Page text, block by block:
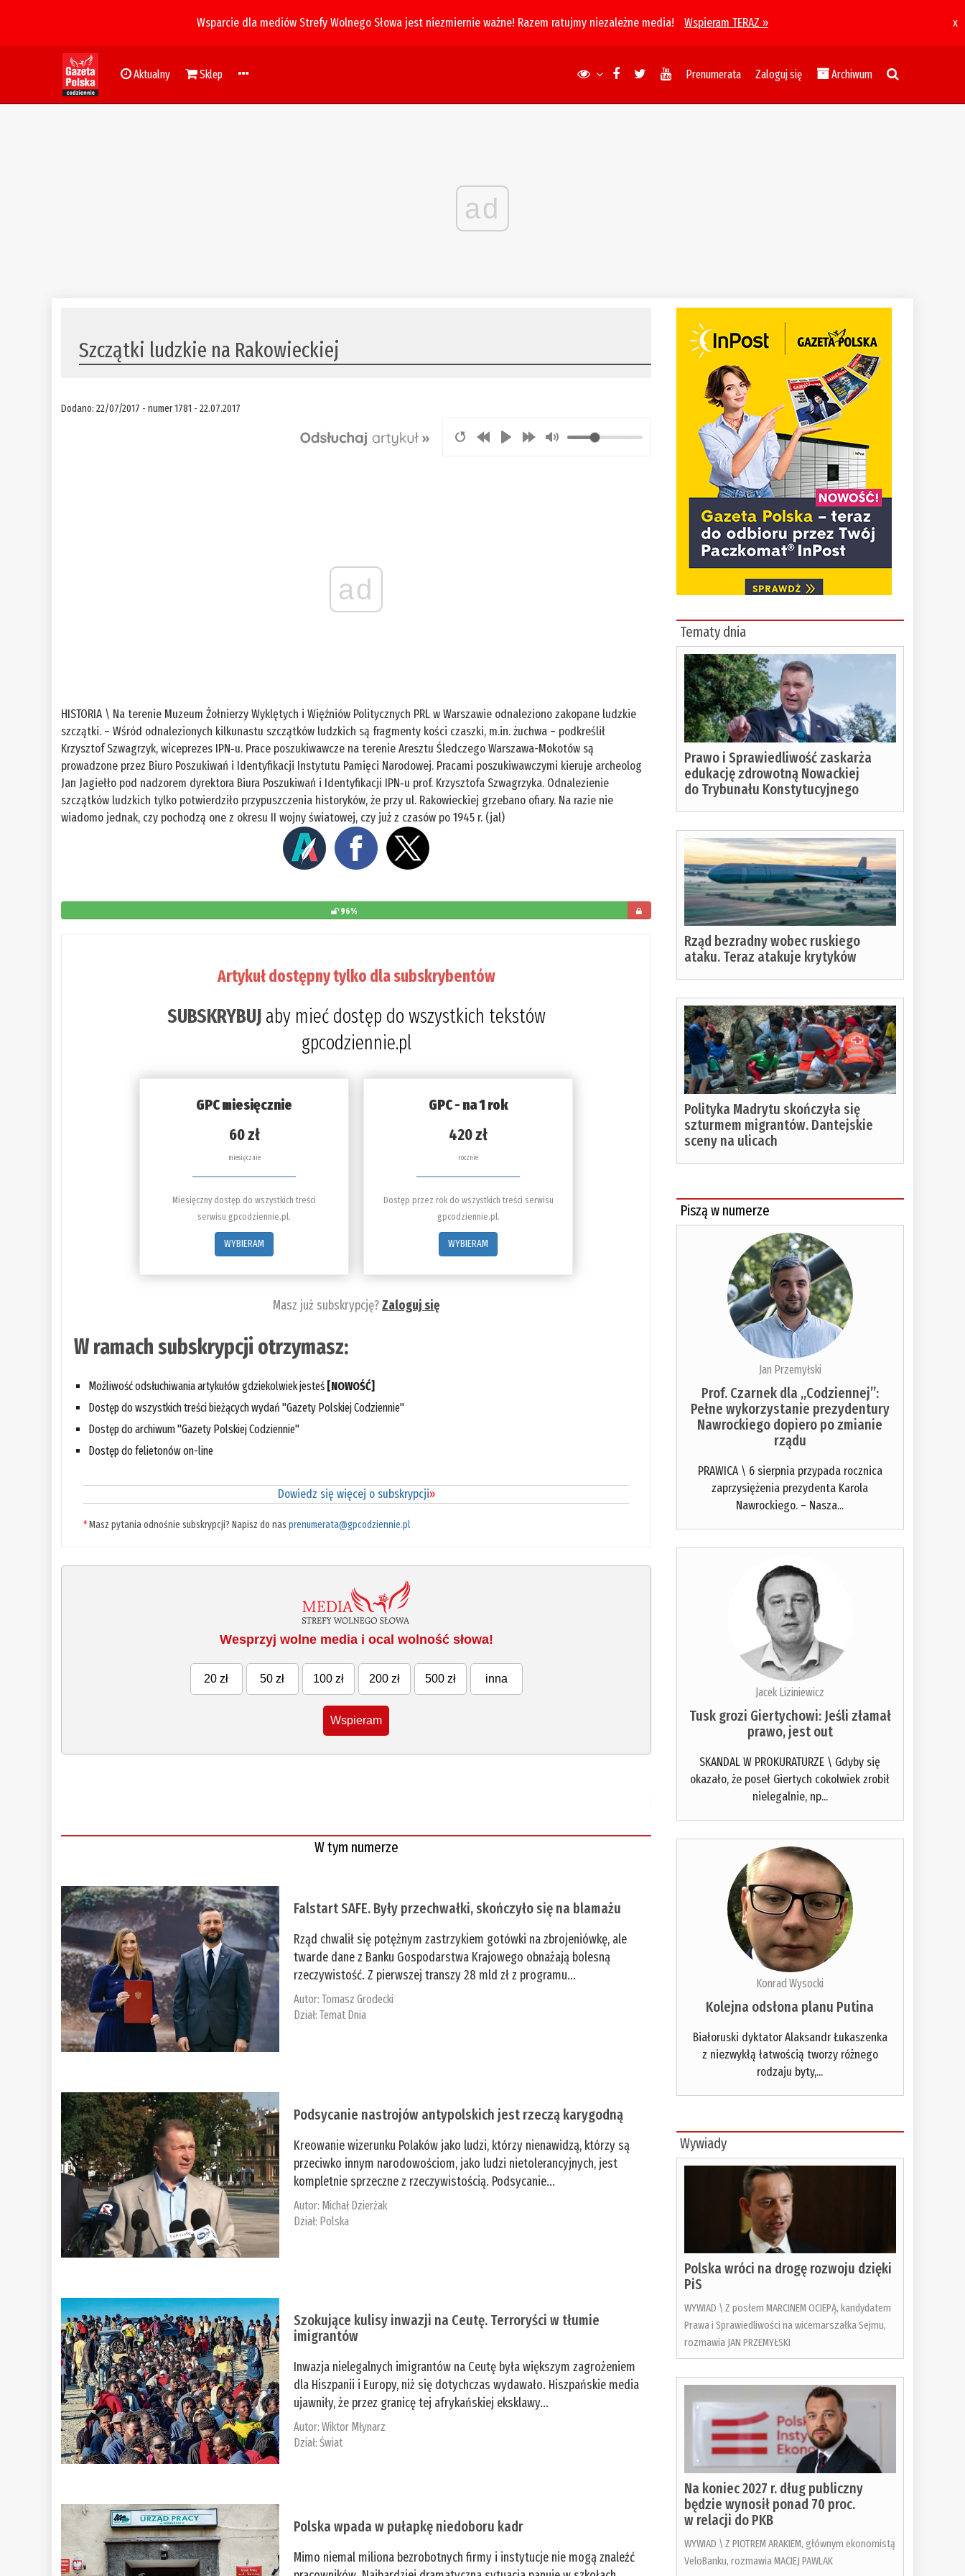
Wsparcie dla mediów Strefy Wolnego Słowa jest niezmiernie ważne! Razem ratujmy niezależne media! Wspieram TERAZ » x
Aktualny Sklep Prenumerata Zaloguj się Archiwum
ad
Szczątki ludzkie na Rakowieckiej
Dodano: 22/07/2017 - numer 1781 - 22.07.2017
ad
HISTORIA \ Na terenie Muzeum Żołnierzy Wyklętych i Więźniów Politycznych PRL w Warszawie odnaleziono zakopane ludzkie
szczątki. – Wśród odnalezionych kilkunastu szczątków ludzkich są fragmenty kości czaszki, m.in. żuchwa – podkreślił
Krzysztof Szwagrzyk, wiceprezes IPN‑u. Prace poszukiwawcze na terenie Aresztu Śledczego Warszawa-Mokotów są
prowadzone przez Biuro Poszukiwań i Identyfikacji Instytutu Pamięci Narodowej. Pracami poszukiwawczymi kieruje archeolog
Jan Jagiełło pod nadzorem dyrektora Biura Poszukiwań i Identyfikacji IPN‑u prof. Krzysztofa Szwagrzyka. Odnalezienie
szczątków ludzkich tylko potwierdziło przypuszczenia historyków, że przy ul. Rakowieckiej grzebano ofiary. Na razie nie
wiadomo jednak, czy pochodzą one z okresu II wojny światowej, czy już z czasów po 1945 r. (jal)
96%
Artykuł dostępny tylko dla subskrybentów
SUBSKRYBUJaby mieć dostęp do wszystkich tekstów
gpcodziennie.pl
GPC miesięcznie
60 zł
miesięcznie
Miesięczny dostęp do wszystkich treści
serwisu gpcodziennie.pl.
WYBIERAM
GPC - na 1 rok
420 zł
rocznie
Dostęp przez rok do wszystkich treści serwisu
gpcodziennie.pl.
WYBIERAM
Masz już subskrypcję?Zaloguj się
W ramach subskrypcji otrzymasz:
Możliwość odsłuchiwania artykułów gdziekolwiek jesteś [NOWOŚĆ]
Dostęp do wszystkich treści bieżących wydań "Gazety Polskiej Codziennie"
Dostęp do archiwum "Gazety Polskiej Codziennie"
Dostęp do felietonów on-line
Dowiedz się więcej o subskrypcji»
*Masz pytania odnośnie subskrypcji? Napisz do nasprenumerata@gpcodziennie.pl
Wesprzyj wolne media i ocal wolność słowa!
20 zł 50 zł 100 zł 200 zł 500 zł inna
Wspieram
W tym numerze
Falstart SAFE. Były przechwałki, skończyło się na blamażu
Rząd chwalił się potężnym zastrzykiem gotówki na zbrojeniówkę, ale
twarde dane z Banku Gospodarstwa Krajowego obnażają bolesną
rzeczywistość. Z pierwszej transzy 28 mld zł z programu...
Autor:Tomasz Grodecki
Dział:Temat Dnia
Podsycanie nastrojów antypolskich jest rzeczą karygodną
Kreowanie wizerunku Polaków jako ludzi, którzy nienawidzą, którzy są
przeciwko innym narodowościom, jako ludzi nietolerancyjnych, jest
kompletnie sprzeczne z rzeczywistością. Podsycanie...
Autor: Michał Dzierżak
Dział: Polska
Szokujące kulisy inwazji na Ceutę. Terroryści w tłumie
imigrantów
Inwazja nielegalnych imigrantów na Ceutę była większym zagrożeniem
dla Hiszpanii i Europy, niż się dotychczas wydawało. Hiszpańskie media
ujawniły, że przez granicę tej afrykańskiej eksklawy...
Autor:Wiktor Młynarz
Dział:Świat
Polska wpada w pułapkę niedoboru kadr
Mimo niemal miliona bezrobotnych firmy i instytucje nie mogą znaleźć
Tematy dnia
Prawo i Sprawiedliwość zaskarża
edukację zdrowotną Nowackiej
do Trybunału Konstytucyjnego
Rząd bezradny wobec ruskiego
ataku. Teraz atakuje krytyków
Polityka Madrytu skończyła się
szturmem migrantów. Dantejskie
sceny na ulicach
Piszą w numerze
Jan Przemyłski
Prof. Czarnek dla „Codziennej”:
Pełne wykorzystanie prezydentury
Nawrockiego dopiero po zmianie
rządu
PRAWICA \ 6 sierpnia przypada rocznica
zaprzysiężenia prezydenta Karola
Nawrockiego. – Nasza...
Jacek Liziniewicz
Tusk grozi Giertychowi: Jeśli złamał
prawo, jest out
SKANDAL W PROKURATURZE \ Gdyby się
okazało, że poseł Giertych cokolwiek zrobił
nielegalnie, np...
Konrad Wysocki
Kolejna odsłona planu Putina
Białoruski dyktator Alaksandr Łukaszenka
z niezwykłą łatwością tworzy różnego
rodzaju byty,...
Wywiady
Polska wróci na drogę rozwoju dzięki
PiS
WYWIAD \ Z posłem MARCINEM OCIEPĄ, kandydatem
Prawa i Sprawiedliwości na wicemarszałka Sejmu,
rozmawia JAN PRZEMYŁSKI
Na koniec 2027 r. dług publiczny
będzie wynosił ponad 70 proc.
w relacji do PKB
WYWIAD \ Z PIOTREM ARAKIEM, głównym ekonomistą
VeloBanku, rozmawia MACIEJ PAWLAK